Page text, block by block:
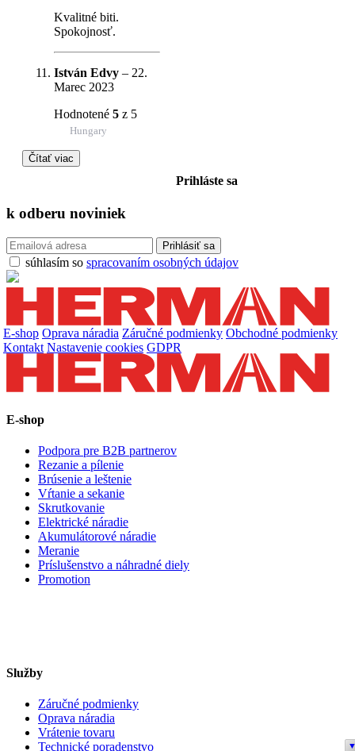
Kvalitné biti.
Spokojnosť.
István Edvy – 22.
Marec 2023
Hodnotené 5 z 5
Hungary
Čítať viac
Prihláste sa
k odberu noviniek
súhlasím so spracovaním osobných údajov
E-shop Oprava náradia Záručné podmienky Obchodné podmienky
Kontakt Nastavenie cookies GDPR
E-shop
Podpora pre B2B partnerov
Rezanie a pílenie
Brúsenie a leštenie
Vŕtanie a sekanie
Skrutkovanie
Elektrické náradie
Akumulátorové náradie
Meranie
Príslušenstvo a náhradné diely
Promotion
Služby
Záručné podmienky
Oprava náradia
Vrátenie tovaru
Technické poradenstvo